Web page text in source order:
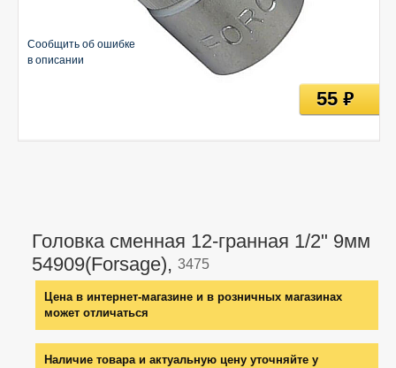
Головка сменная 12-гранная 1/2" 9мм
54909(Forsage), 3475
Цена в интернет-магазине и в розничных магазинах
может отличаться
Наличие товара и актуальную цену уточняйте у
Сообщить об ошибке
в описании
55руб